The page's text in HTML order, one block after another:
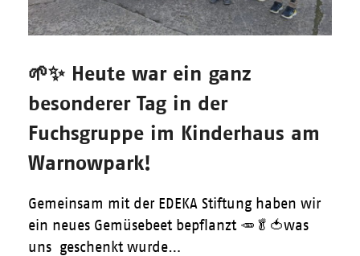
🌱✨ Heute war ein ganz
besonderer Tag in der
Fuchsgruppe im Kinderhaus am
Warnowpark!
Gemeinsam mit der EDEKA Stiftung haben wir
ein neues Gemüsebeet bepflanzt 🥕🥬🍅was
uns geschenkt wurde…